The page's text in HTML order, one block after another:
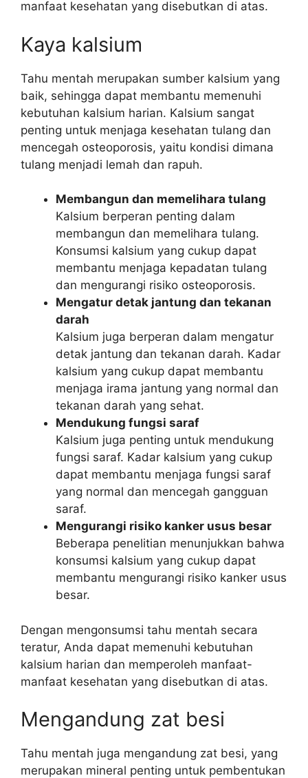
manfaat kesehatan yang disebutkan di atas.
Kaya kalsium
Tahu mentah merupakan sumber kalsium yang
baik, sehingga dapat membantu memenuhi
kebutuhan kalsium harian. Kalsium sangat
penting untuk menjaga kesehatan tulang dan
mencegah osteoporosis, yaitu kondisi dimana
tulang menjadi lemah dan rapuh.
Membangun dan memelihara tulang
Kalsium berperan penting dalam
membangun dan memelihara tulang.
Konsumsi kalsium yang cukup dapat
membantu menjaga kepadatan tulang
dan mengurangi risiko osteoporosis.
Mengatur detak jantung dan tekanan
darah
Kalsium juga berperan dalam mengatur
detak jantung dan tekanan darah. Kadar
kalsium yang cukup dapat membantu
menjaga irama jantung yang normal dan
tekanan darah yang sehat.
Mendukung fungsi saraf
Kalsium juga penting untuk mendukung
fungsi saraf. Kadar kalsium yang cukup
dapat membantu menjaga fungsi saraf
yang normal dan mencegah gangguan
saraf.
Mengurangi risiko kanker usus besar
Beberapa penelitian menunjukkan bahwa
konsumsi kalsium yang cukup dapat
membantu mengurangi risiko kanker usus
besar.
Dengan mengonsumsi tahu mentah secara
teratur, Anda dapat memenuhi kebutuhan
kalsium harian dan memperoleh manfaat-
manfaat kesehatan yang disebutkan di atas.
Mengandung zat besi
Tahu mentah juga mengandung zat besi, yang
merupakan mineral penting untuk pembentukan